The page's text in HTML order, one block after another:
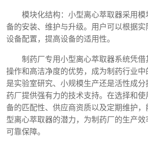
模块化结构：小型离心萃取器采用
备的安装、维护与升级。用户可以根据
设备配置，提高设备的适用性。
制药厂专用小型离心萃取器系统凭
操作和高洁净度的优势，成为制药行业
是实验室研究、小规模生产还是活性成分
药厂提供强有力的技术支持。在选择和
备的匹配性、供应商资质以及定期维护
型离心萃取器的潜力，为制药厂的生产
可靠保障。‍